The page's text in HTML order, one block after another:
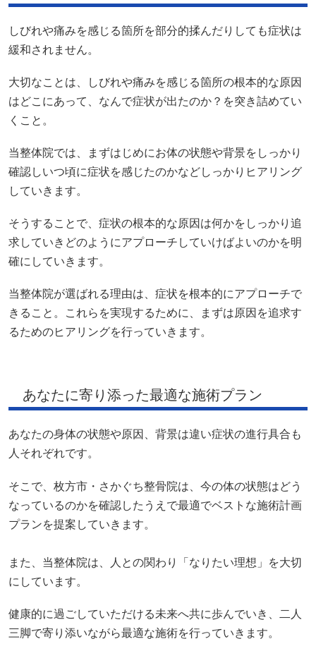
しびれや痛みを感じる箇所を部分的揉んだりしても症状は
緩和されません。
大切なことは、しびれや痛みを感じる箇所の根本的な原因
はどこにあって、なんで症状が出たのか？を突き詰めてい
くこと。
当整体院では、まずはじめにお体の状態や背景をしっかり
確認しいつ頃に症状を感じたのかなどしっかりヒアリング
していきます。
そうすることで、症状の根本的な原因は何かをしっかり追
求していきどのようにアプローチしていけばよいのかを明
確にしていきます。
当整体院が選ばれる理由は、症状を根本的にアプローチで
きること。これらを実現するために、まずは原因を追求す
るためのヒアリングを行っていきます。
あなたに寄り添った最適な施術プラン
あなたの身体の状態や原因、背景は違い症状の進行具合も
人それぞれです。
そこで、枚方市・さかぐち整骨院は、今の体の状態はどう
なっているのかを確認したうえで最適でベストな施術計画
プランを提案していきます。
また、当整体院は、人との関わり「なりたい理想」を大切
にしています。
健康的に過ごしていただける未来へ共に歩んでいき、二人
三脚で寄り添いながら最適な施術を行っていきます。